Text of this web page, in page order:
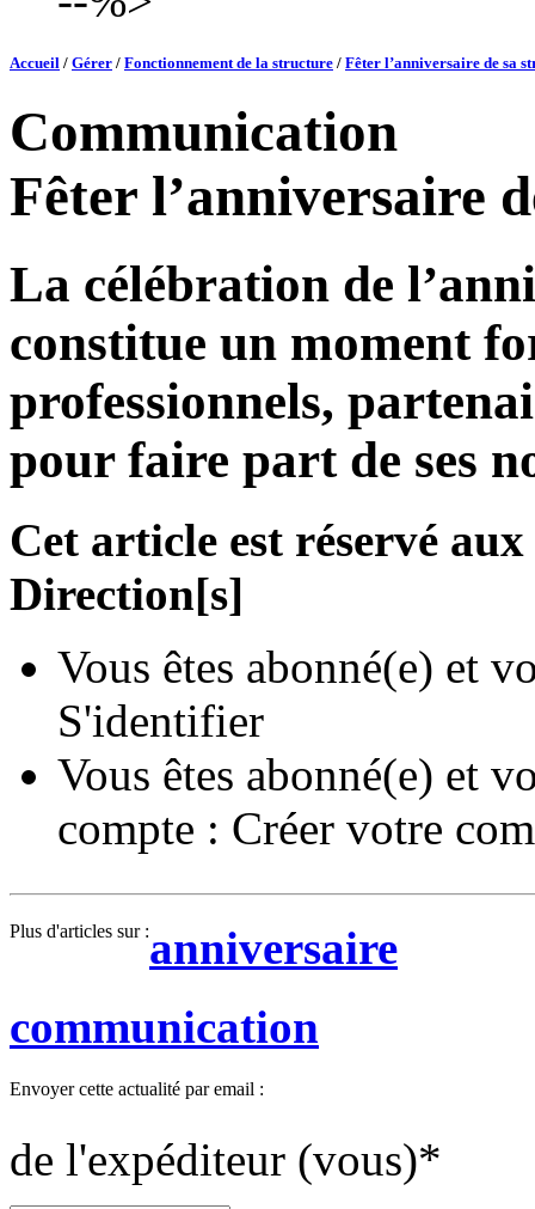
Accueil / Gérer / Fonctionnement de la structure / Fêter l’anniversaire de sa
Communication
Fêter l’anniversaire
La célébration de
constitue un moment
professionnels,
pour faire part de ses
Cet article est réservé
Direction[s]
Vous êtes abonné(e) et
S'identifier
Vous êtes abonné(e) et
compte : Créer votre
Plus d'articles sur :anniversaire
communication
Envoyer cette actualité par email :
de l'expéditeur (vous)*